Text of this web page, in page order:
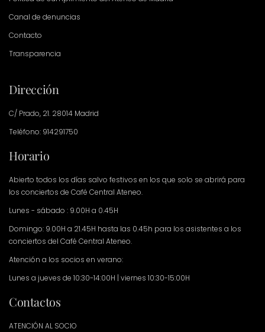
Canal de denuncias
Contacto
Transparencia
Dirección
C/ Prado, 21. 28014 Madrid
Teléfono: 914291750
Horario
Abierto todos los días salvo festivos en los que solo se abrirá para
los conciertos de Café Central Ateneo.
Lunes - sábado : 9.00H a 0.45H
Domingo: 9.00H a 21.45H hasta las 0.45h para los asistentes a los
conciertos del Café Central Ateneo.
Atención a los socios en verano:
Lunes a jueves de 10:30-14:00H | viernes 10:30-15:00H
Contactos
ATENCIÓN AL SOCIO